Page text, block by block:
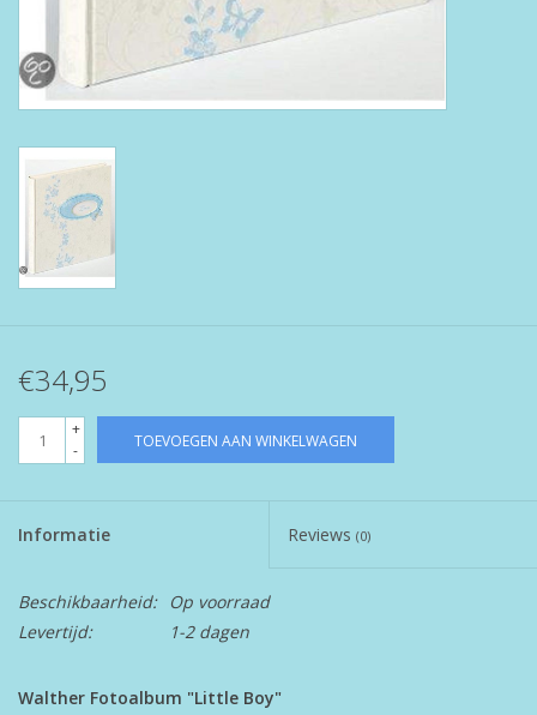
TekstKado
Wens & Postkaarten
Feest
Merken
€34,95
+
-
TOEVOEGEN AAN WINKELWAGEN
Informatie Reviews (0)
Beschikbaarheid:
Op voorraad
Levertijd:
1-2 dagen
Walther Fotoalbum "Little Boy"